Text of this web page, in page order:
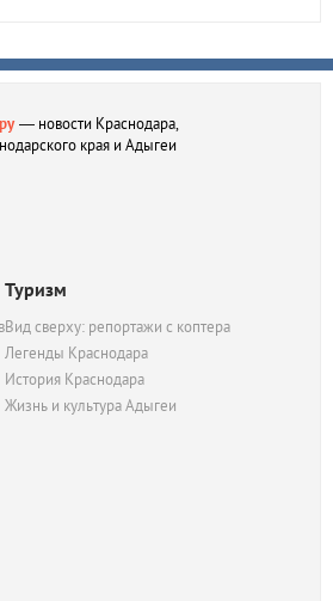
— новости Краснодара,
края и Адыгеи
Туризм
Вид сверху: репортажи с коптера
Легенды Краснодара
История Краснодара
Жизнь и культура Адыгеи